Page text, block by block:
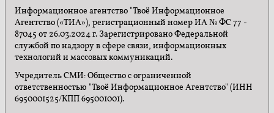
Информационное агентство "Твоё Информационное
Агентство («ТИА»), регистрационный номер ИА № ФС 77 -
87045 от 26.03.2024 г. Зарегистрировано Федеральной
службой по надзору в сфере связи, информационных
технологий и массовых коммуникаций.
Учредитель СМИ: Общество с ограниченной
ответственностью "Твоё Информационное Агентство" (ИНН
6950001525/КПП 695001001).